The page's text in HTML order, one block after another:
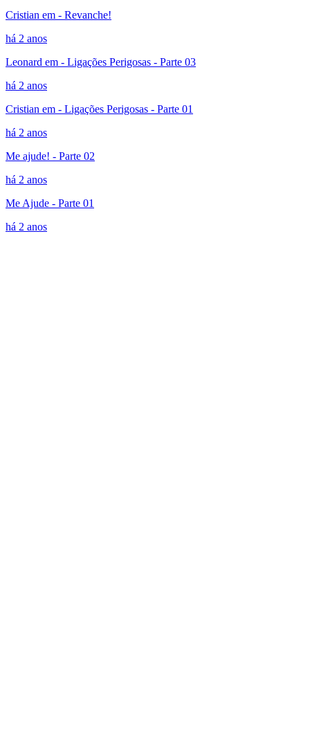
Cristian em - Revanche!
há 2 anos
Leonard em - Ligações Perigosas - Parte 03
há 2 anos
Cristian em - Ligações Perigosas - Parte 01
há 2 anos
Me ajude! - Parte 02
há 2 anos
Me Ajude - Parte 01
há 2 anos